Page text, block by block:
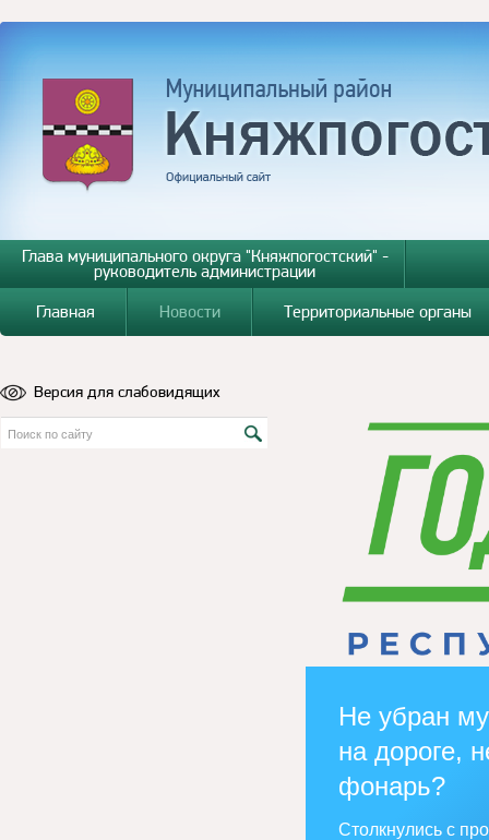
Глава муниципального округа "Княжпогостский" -
руководитель администрации
Главная
Новости Территориальные органы
Версия для слабовидящих
Не убран
на дороге,
фонарь?
Столкнулись с